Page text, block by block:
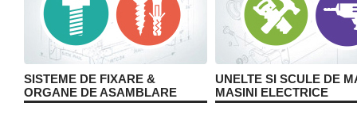
SISTEME DE FIXARE &
ORGANE DE ASAMBLARE
UNELTE SI SCULE DE
MASINI ELECTRICE